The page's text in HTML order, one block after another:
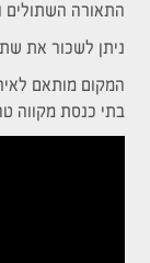
התאורה השתולים
ניתן לשכור את
המקום מותאם
בתי כנסת מקווה